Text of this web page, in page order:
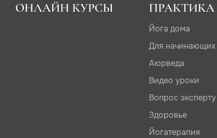
ОНЛАЙН КУРСЫ ПРАКТИКА
Йога дома
Для начинающих
Аюрведа
Видео уроки
Вопрос эксперту
Здоровье
Йогатерапия